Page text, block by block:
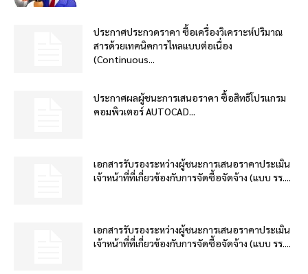
ประกาศประกวดราคา ซื้อเครื่องวิเคราะห์ปริมาณ
สารด้วยเทคนิคการไหลแบบต่อเนื่อง
(Continuous...
ประกาศผลผู้ชนะการเสนอราคา ซื้อสิทธิโปรแกรม
คอมพิวเตอร์ AUTOCAD...
เอกสารรับรองระหว่างผู้ชนะการเสนอราคาประเมิน
เจ้าหน้าที่ที่เกี่ยวข้องกับการจัดซื้อจัดจ้าง (แบบ รร....
เอกสารรับรองระหว่างผู้ชนะการเสนอราคาประเมิน
เจ้าหน้าที่ที่เกี่ยวข้องกับการจัดซื้อจัดจ้าง (แบบ รร....